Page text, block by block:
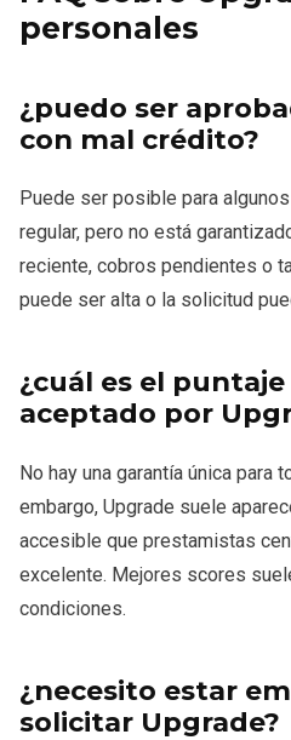
personales
¿puedo ser
con mal crédito?
Puede ser posible para
regular, pero no está
reciente, cobros pendientes o
puede ser alta o la solicitud
¿cuál es el
aceptado por
No hay una garantía única para
embargo, Upgrade suele
accesible que prestamistas
excelente. Mejores scores
condiciones.
¿necesito estar
solicitar Upgrade?